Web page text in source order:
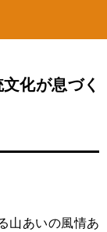
化が息づく
山あいの風情あ